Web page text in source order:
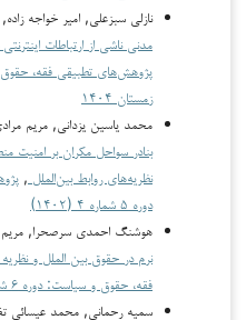
نازلی سبزعلی, امیر خواجه
مدنی ناشی از ارتباطات
زمستان ۱۴۰۴
محمد یاسین یزدانی, مریم
بنادر سواحل مکران بر امنیت
نظریه‌های روابط بین‌الملل ,
دوره ۵ شماره ۴ (۱۴۰۲)
هوشنگ احمدی سرصحرا, مریم
نرم در حقوق بین الملل و
فقه، حقوق و سیاست: دوره ۶ شماره ۳ (۱۴۰۳):
سمیه رحمانی, محمد عیسائی